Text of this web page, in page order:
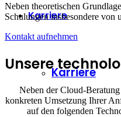
Karriere
Karriere
Neben theoretischen
Schulungen insbesondere von
Kontakt aufnehmen
Unsere
Neben der Cloud-
konkreten Umsetzung Ihrer
auf den folgenden